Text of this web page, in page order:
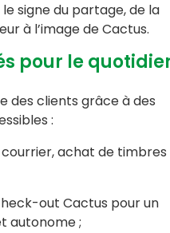
signe du partage, de la
à l’image de Cactus.
pour le
des clients grâce à des
:
achat de
out Cactus pour un
autonome ;